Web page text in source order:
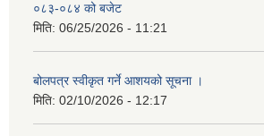
०८३-०८४ को बजेट
मिति: 06/25/2026 - 11:21
बोलपत्र स्वीकृत गर्ने आशयको सूचना ।
मिति: 02/10/2026 - 12:17